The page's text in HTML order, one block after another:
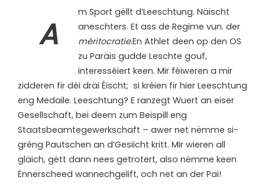
A
m Sport gëllt d’Leeschtung. Näischt
aneschters. Et ass de Regime vun. der
méritocratie.En Athlet deen op den OS
zu Paräis gudde Leschte gouf,
interesséiert keen. Mir féiweren a mir
zidderen fir déi dräi Éischt; si kréien fir hier Leeschtung
eng Medaile. Leeschtung? E ranzegt Wuert an eiser
Gesellschaft, bei deem zum Beispill eng
Staatsbeamtegewerkschaft – awer net nëmme si-
gréng Pautschen an d’Gesiicht kritt. Mir wieren all
gläich, gëtt dann nees getrotert, also nëmme keen
Ënnerscheed wannechgelift, och net an der Pai!